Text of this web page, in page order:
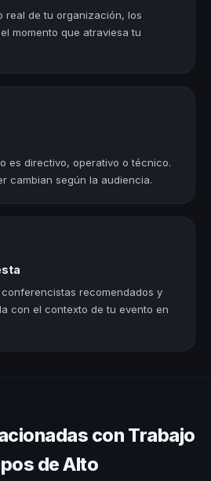
real de tu organización, los
momento que atraviesa tu
es directivo, operativo o técnico.
cambian según la audiencia.
recomendados y
con el contexto de tu evento en
con Trabajo
de Alto